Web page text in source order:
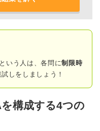
いう人は、各問に制限時
試しをしましょう！
構成する4つの